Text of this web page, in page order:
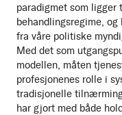
paradigmet som ligger
behandlingsregime,
fra våre politiske
Med det som
modellen, måten
profesjonenes rolle i
tradisjonelle
har gjort med både